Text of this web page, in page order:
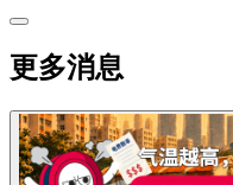
更多消息